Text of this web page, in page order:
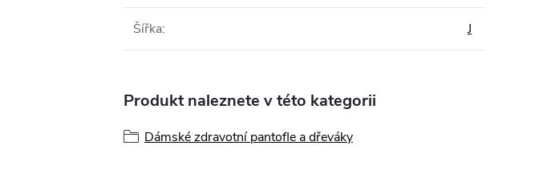
Šířka: J
Produkt naleznete v této kategorii
Dámské zdravotní pantofle a dřeváky